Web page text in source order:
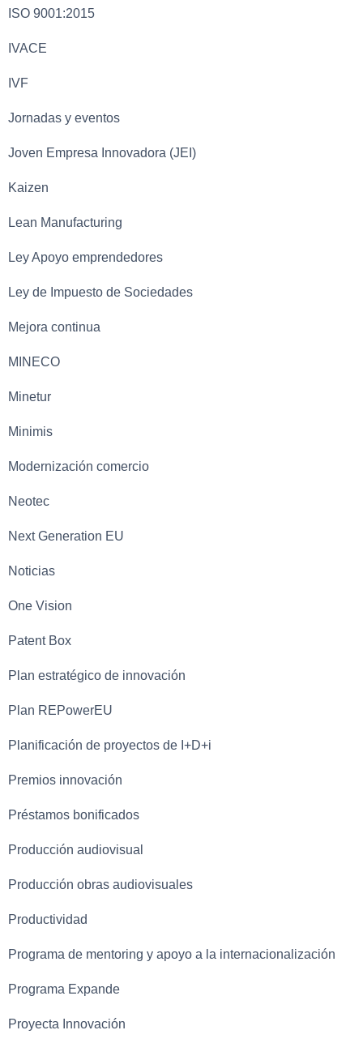
ISO 9001:2015
IVACE
IVF
Jornadas y eventos
Joven Empresa Innovadora (JEI)
Kaizen
Lean Manufacturing
Ley Apoyo emprendedores
Ley de Impuesto de Sociedades
Mejora continua
MINECO
Minetur
Minimis
Modernización comercio
Neotec
Next Generation EU
Noticias
One Vision
Patent Box
Plan estratégico de innovación
Plan REPowerEU
Planificación de proyectos de I+D+i
Premios innovación
Préstamos bonificados
Producción audiovisual
Producción obras audiovisuales
Productividad
Programa de mentoring y apoyo a la internacionalización
Programa Expande
Proyecta Innovación